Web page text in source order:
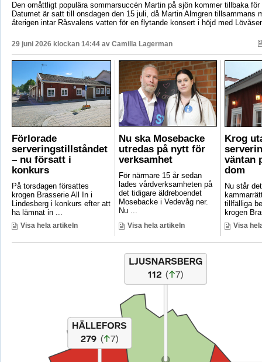
Den omåttligt populära sommarsuccén Martin på sjön kommer tillbaka
Datumet är satt till onsdagen den 15 juli, då Martin Almgren tillsammans
återigen intar Råsvalens vatten för en flytande konsert i höjd med
29 juni 2026 klockan 14:44 av Camilla Lagerman
Förlorade
serveringstillståndet
– nu försatt i
konkurs
På torsdagen försattes
krogen Brasserie All In i
Lindesberg i konkurs efter att
ha lämnat in ...
Visa hela artikeln
Nu ska Mosebacke
utredas på nytt för
verksamhet
För närmare 15 år sedan
lades vårdverksamheten på
det tidigare äldreboendet
Mosebacke i Vedevåg ner.
Nu ...
Visa hela artikeln
Krog
väntan
dom
Nu står
tillfälliga
krogen
Visa